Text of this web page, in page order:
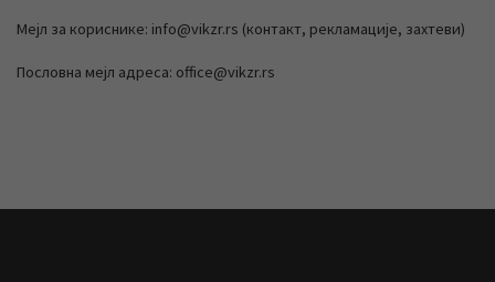
Мејл за кориснике: info@vikzr.rs (контакт, рекламације, захтеви)
Пословна мејл адреса: office@vikzr.rs